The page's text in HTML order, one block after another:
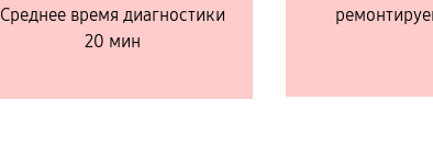
Среднее время диагностики
20 мин